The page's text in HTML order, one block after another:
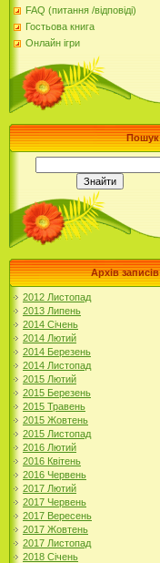
FAQ (питання /відповіді)
Гостьова книга
Онлайн ігри
Пошук
Архів записів
2012 Листопад
2013 Липень
2014 Січень
2014 Лютий
2014 Березень
2014 Листопад
2015 Лютий
2015 Березень
2015 Травень
2015 Жовтень
2015 Листопад
2016 Лютий
2016 Квітень
2016 Червень
2017 Лютий
2017 Червень
2017 Вересень
2017 Жовтень
2017 Листопад
2018 Січень